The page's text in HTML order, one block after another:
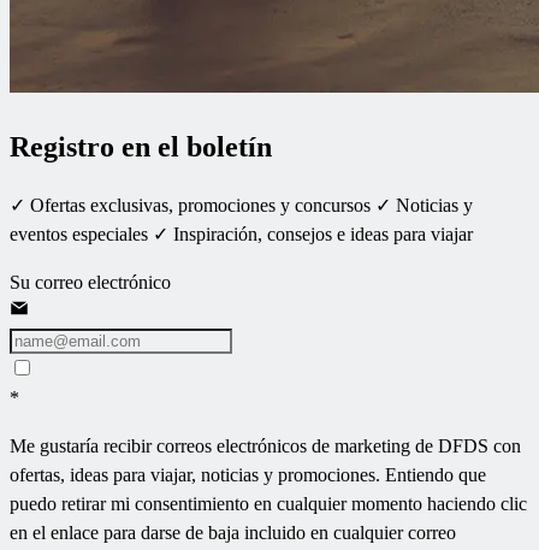
Registro en el boletín
✓ Ofertas exclusivas, promociones y concursos ✓ Noticias y
eventos especiales ✓ Inspiración, consejos e ideas para viajar
Su correo electrónico
*
Me gustaría recibir correos electrónicos de marketing de DFDS con
ofertas, ideas para viajar, noticias y promociones. Entiendo que
puedo retirar mi consentimiento en cualquier momento haciendo clic
en el enlace para darse de baja incluido en cualquier correo